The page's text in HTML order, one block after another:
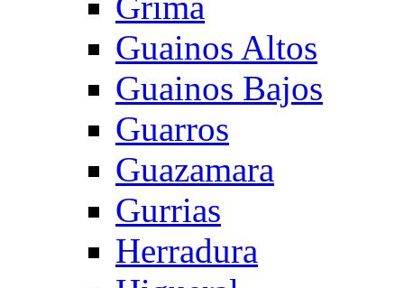
Guainos Altos
Guainos Bajos
Guarros
Guazamara
Gurrias
Herradura